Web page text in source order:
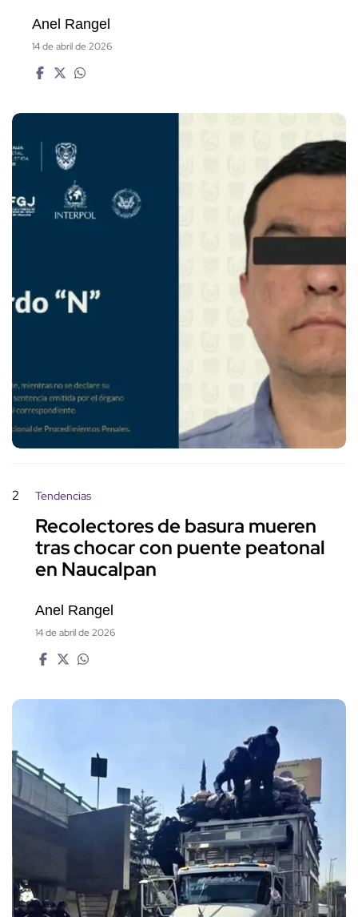
Anel Rangel
14 de abril de 2026
2 Tendencias
Recolectores de basura mueren
tras chocar con puente peatonal
en Naucalpan
Anel Rangel
14 de abril de 2026